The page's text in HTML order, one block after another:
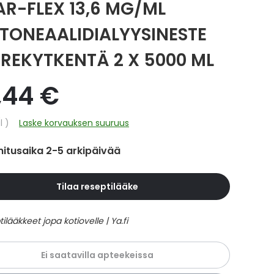
FLEX 13,6 MG/ML
2 X 5000 ML
€
Laske korvauksen suuruus
2-5 arkipäivää
Tilaa reseptilääke
Ei saatavilla apteekeissa